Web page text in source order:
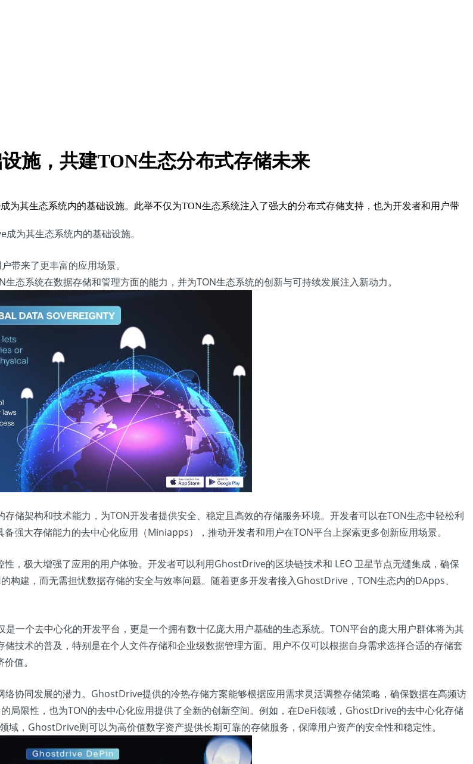
施，共建TON生态分布式存储未来
为其生态系统内的基础设施。此举不仅为TON生态系统注入了强大的分布式存储支持，也为开发者和用户带
为其生态系统内的基础设施。
带来了更丰富的应用场景。
态系统在数据存储和管理方面的能力，并为TON生态系统的创新与可持续发展注入新动力。
储架构和技术能力，为TON开发者提供安全、稳定且高效的存储服务环境。开发者可以在TON生态中轻松利
强大存储能力的去中心化应用（Miniapps），推动开发者和用户在TON平台上探索更多创新应用场景。
，极大增强了应用的用户体验。开发者可以利用GhostDrive的区块链技术和 LEO 卫星节点无缝集成，确保
建，而无需担忧数据存储的安全与效率问题。随着更多开发者接入GhostDrive，TON生态内的DApps、
一个去中心化的开发平台，更是一个拥有数十亿庞大用户基础的生态系统。TON平台的庞大用户群体将为其
技术的普及，特别是在个人文件存储和企业级数据管理方面。用户不仅可以根据自身需求选择合适的存储套
值。
协同发展的潜力。GhostDrive提供的冷热存储方案能够根据应用需求灵活调整存储策略，确保数据在高频访
局限性，也为TON的去中心化应用提供了全新的创新空间。例如，在DeFi领域，GhostDrive的去中心化存储
，GhostDrive则可以为高价值数字资产提供长期可靠的存储服务，保障用户资产的安全性和稳定性。